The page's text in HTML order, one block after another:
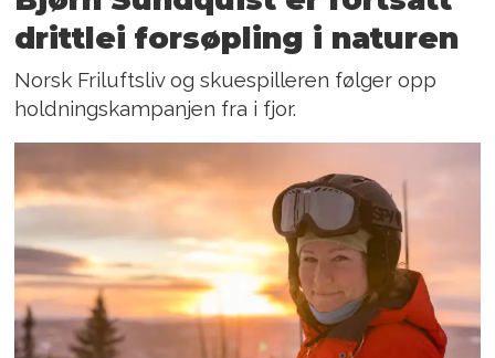
drittlei forsøpling i naturen
Norsk Friluftsliv og skuespilleren følger opp
holdningskampanjen fra i fjor.